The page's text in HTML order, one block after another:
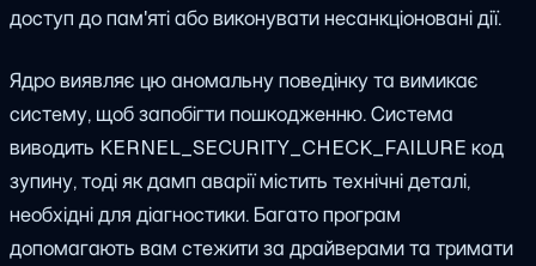
доступ до пам'яті або виконувати несанкціоновані дії.
Ядро виявляє цю аномальну поведінку та вимикає
систему, щоб запобігти пошкодженню. Система
виводить KERNEL_SECURITY_CHECK_FAILURE код
зупину, тоді як дамп аварії містить технічні деталі,
необхідні для діагностики. Багато програм
допомагають вам стежити за драйверами та тримати